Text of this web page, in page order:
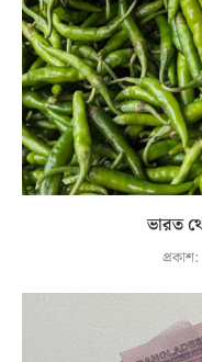
ভারত
প্রকাশ: